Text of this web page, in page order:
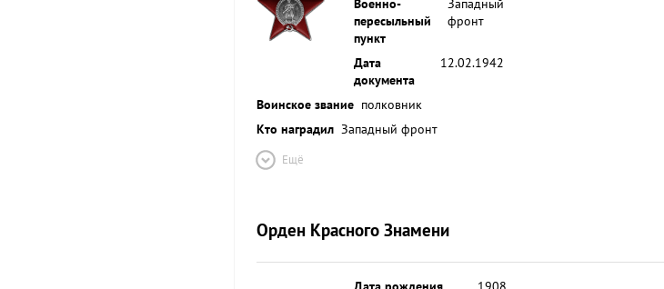
пересыльный
пункт
фронт
Дата
документа
12.02.1942
Воинское звание полковник
Кто наградил Западный фронт
Ещё
Орден Красного Знамени